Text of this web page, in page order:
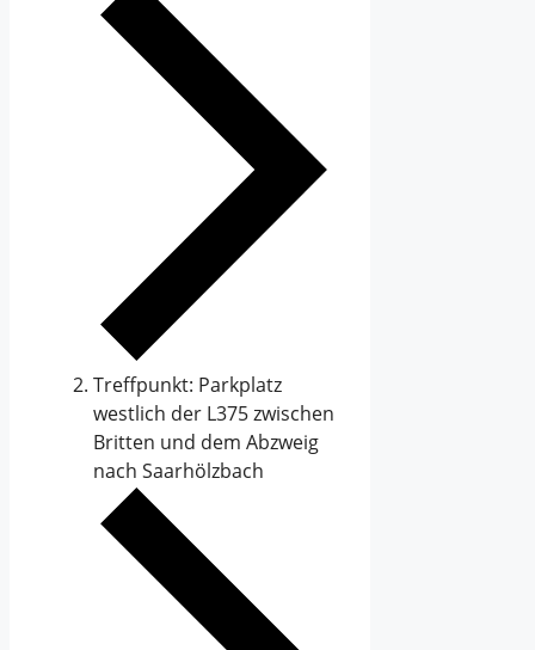
Treffpunkt: Parkplatz
westlich der L375 zwischen
Britten und dem Abzweig
nach Saarhölzbach